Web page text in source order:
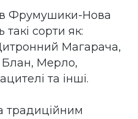
Фрумушики-Нова
такі сорти як:
Магарача,
Блан, Мерло,
та інші.
традиційним